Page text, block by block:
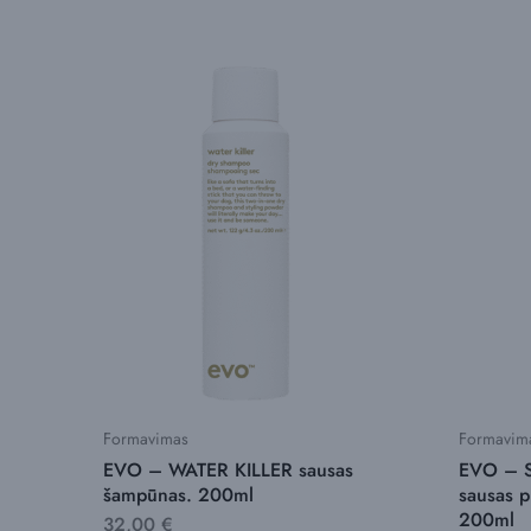
Formavimas
EVO – WATER KILLER sausas
šampūnas. 200ml
32,00 €
EVO –
sausas
200ml